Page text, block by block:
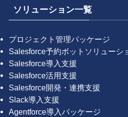
ソリューション一覧
プロジェクト管理パッケージ
Salesforce予約ボットソリューシ
Salesforce導入支援
Salesforce活用支援
Salesforce開発・連携支援
Slack導入支援
Agentforce導入パッケージ